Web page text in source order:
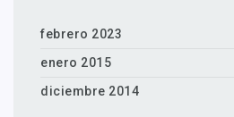
febrero 2023
enero 2015
diciembre 2014